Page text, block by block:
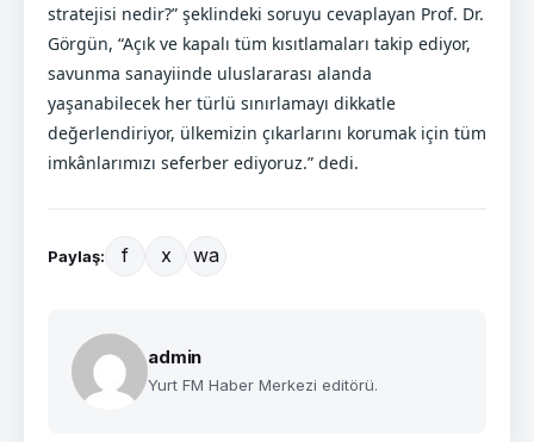
stratejisi nedir?” şeklindeki soruyu cevaplayan Prof. Dr.
Görgün, “Açık ve kapalı tüm kısıtlamaları takip ediyor,
savunma sanayiinde uluslararası alanda
yaşanabilecek her türlü sınırlamayı dikkatle
değerlendiriyor, ülkemizin çıkarlarını korumak için tüm
imkânlarımızı seferber ediyoruz.” dedi.
Paylaş: f x wa
admin
Yurt FM Haber Merkezi editörü.